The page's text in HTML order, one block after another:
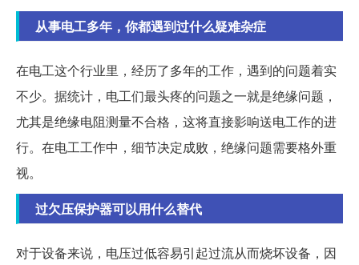
从事电工多年，你都遇到过什么疑难杂症
在电工这个行业里，经历了多年的工作，遇到的问题着实
不少。据统计，电工们最头疼的问题之一就是绝缘问题，
尤其是绝缘电阻测量不合格，这将直接影响送电工作的进
行。在电工工作中，细节决定成败，绝缘问题需要格外重
视。
过欠压保护器可以用什么替代
对于设备来说，电压过低容易引起过流从而烧坏设备，因